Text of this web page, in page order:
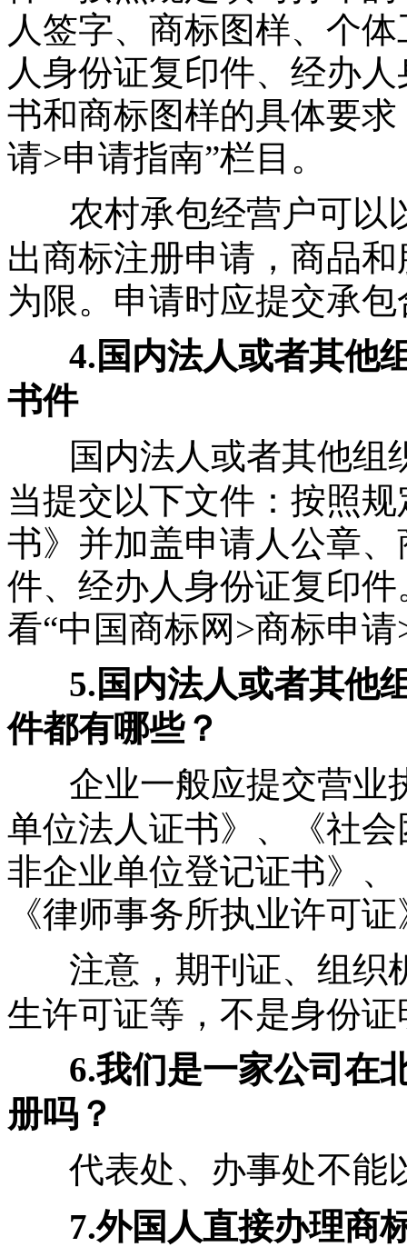
人签字、商标图样、个
人身份证复印件、经办
书和商标图样的具体要
请>申请指南”栏目。
农村承包经营户可以
出商标注册申请，商品
为限。申请时应提交承
4.国内法人或者其他
书件
国内法人或者其他组
当提交以下文件：按照
书》并加盖申请人公章
件、经办人身份证复印
看“中国商标网>商标申
5.国内法人或者其他
件都有哪些？
企业一般应提交营业
单位法人证书》、《社
非企业单位登记证书》
《律师事务所执业许可
注意，期刊证、组织
生许可证等，不是身份
6.我们是一家公司在
册吗？
代表处、办事处不能
7.外国人直接办理商